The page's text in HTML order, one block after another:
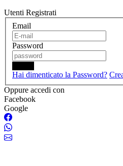
Utenti Registrati
Email
Password
Hai dimenticato la Password?
Oppure accedi con
Facebook
Google